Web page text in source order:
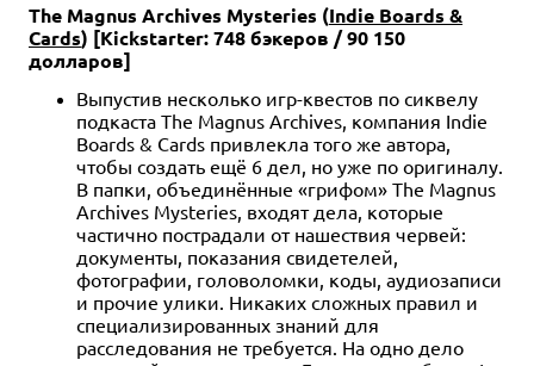
The Magnus Archives Mysteries (Indie Boards &
Cards) [Kickstarter: 748 бэкеров / 90 150
долларов]
Выпустив несколько игр-квестов по сиквелу
подкаста The Magnus Archives, компания Indie
Boards & Cards привлекла того же автора,
чтобы создать ещё 6 дел, но уже по оригиналу.
В папки, объединённые «грифом» The Magnus
Archives Mysteries, входят дела, которые
частично пострадали от нашествия червей:
документы, показания свидетелей,
фотографии, головоломки, коды, аудиозаписи
и прочие улики. Никаких сложных правил и
специализированных знаний для
расследования не требуется. На одно дело